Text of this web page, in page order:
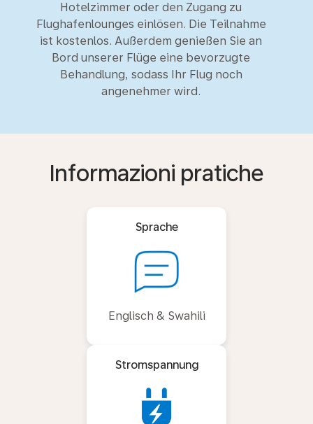
Hotelzimmer oder den Zugang zu
Flughafenlounges einlösen. Die Teilnahme
ist kostenlos. Außerdem genießen Sie an
Bord unserer Flüge eine bevorzugte
Behandlung, sodass Ihr Flug noch
angenehmer wird.
Informazioni pratiche
Sprache
Englisch & Swahili
Stromspannung